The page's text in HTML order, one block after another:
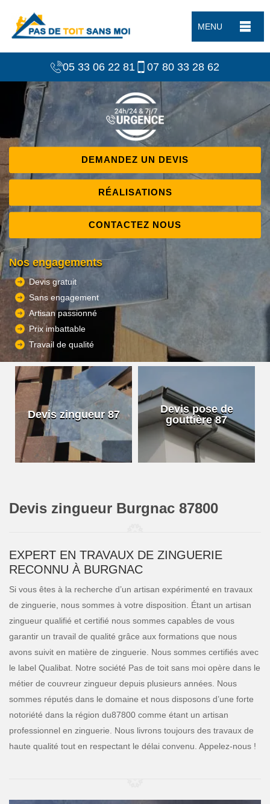
MENU
05 33 06 22 81 07 80 33 28 62
DEMANDEZ UN DEVIS
RÉALISATIONS
CONTACTEZ NOUS
Nos engagements
Devis gratuit
Sans engagement
Artisan passionné
Prix imbattable
Travail de qualité
Devis zingueur 87
Devis pose de
gouttière 87
Devis zingueur Burgnac 87800
EXPERT EN TRAVAUX DE ZINGUERIE
RECONNU À BURGNAC
Si vous êtes à la recherche d’un artisan expérimenté en travaux
de zinguerie, nous sommes à votre disposition. Étant un artisan
zingueur qualifié et certifié nous sommes capables de vous
garantir un travail de qualité grâce aux formations que nous
avons suivit en matière de zinguerie. Nous sommes certifiés avec
le label Qualibat. Notre société Pas de toit sans moi opère dans le
métier de couvreur zingueur depuis plusieurs années. Nous
sommes réputés dans le domaine et nous disposons d’une forte
notoriété dans la région du87800 comme étant un artisan
professionnel en zinguerie. Nous livrons toujours des travaux de
haute qualité tout en respectant le délai convenu. Appelez-nous !